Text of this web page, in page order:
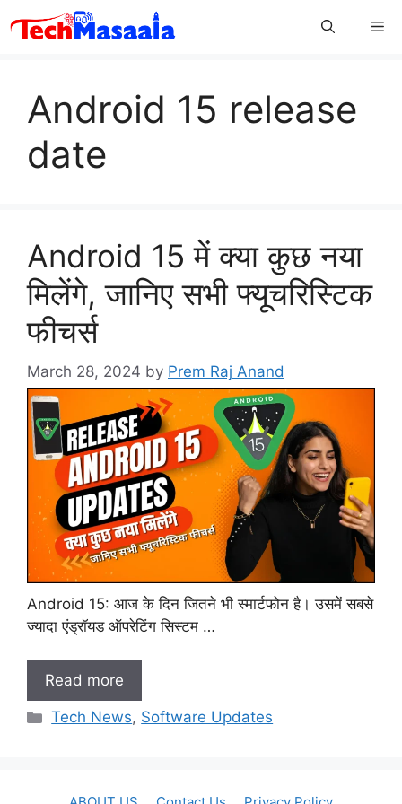
to
Android 15 release
date
Android 15 में क्या कुछ नया
मिलेंगे, जानिए सभी फ्यूचरिस्टिक
फीचर्स
March 28, 2024 by Prem Raj Anand
Android 15: आज के दिन जितने भी स्मार्टफोन है। उसमें सबसे
ज्यादा एंड्रॉयड ऑपरेटिंग सिस्टम …
Read more
Categories
Tech News, Software Updates